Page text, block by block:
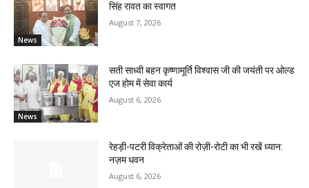
News
सिंह रावत का स्वागत
August 7, 2026
News
सती साध्वी बहन कृष्णामूर्ति विश्वास जी की जयंती पर ओल्ड
एज होम में सेवा कार्य
August 6, 2026
रेहड़ी-पटरी विक्रेताओं की रोज़ी-रोटी का भी रखें ध्यान:
नज़म धवन
August 6, 2026